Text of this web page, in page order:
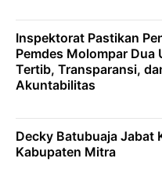
Inspektorat Pastikan
Pemdes Molompar Dua
Tertib, Transparansi,
Akuntabilitas
Decky Batubuaja Jabat
Kabupaten Mitra